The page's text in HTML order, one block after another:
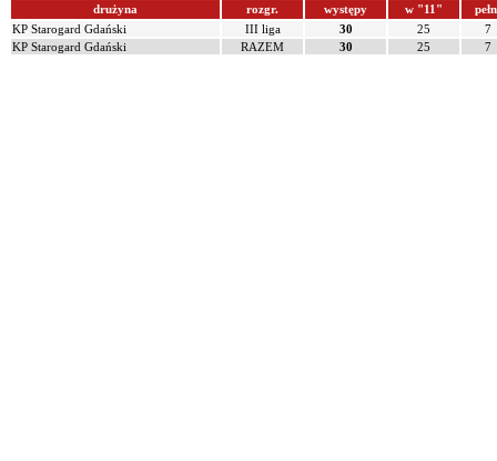
drużyna rozgr. występy w "11"
KP Starogard Gdański
III liga 30 25
7
KP Starogard Gdański
RAZEM 30 25 7